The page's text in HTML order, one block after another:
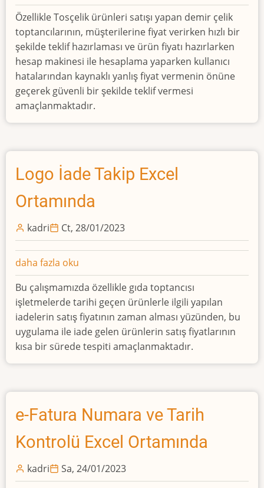
Çelik
Toptancıları
İçin
Teklif
Hazırlama
Excel
Ortamında
hakkında
Özellikle Tosçelik ürünleri satışı yapan demir çelik
toptancılarının, müşterilerine fiyat verirken hızlı bir
şekilde teklif hazırlaması ve ürün fiyatı hazırlarken
hesap makinesi ile hesaplama yaparken kullanıcı
hatalarından kaynaklı yanlış fiyat vermenin önüne
geçerek güvenli bir şekilde teklif vermesi
amaçlanmaktadır.
Logo İade Takip Excel
Ortamında
kadri Ct, 28/01/2023
Logo
İade
Takip
Excel
Ortamında
hakkında
daha fazla oku
Bu çalışmamızda özellikle gıda toptancısı
işletmelerde tarihi geçen ürünlerle ilgili yapılan
iadelerin satış fiyatının zaman alması yüzünden, bu
uygulama ile iade gelen ürünlerin satış fiyatlarının
kısa bir sürede tespiti amaçlanmaktadır.
e-Fatura Numara ve Tarih
Kontrolü Excel Ortamında
kadri Sa, 24/01/2023